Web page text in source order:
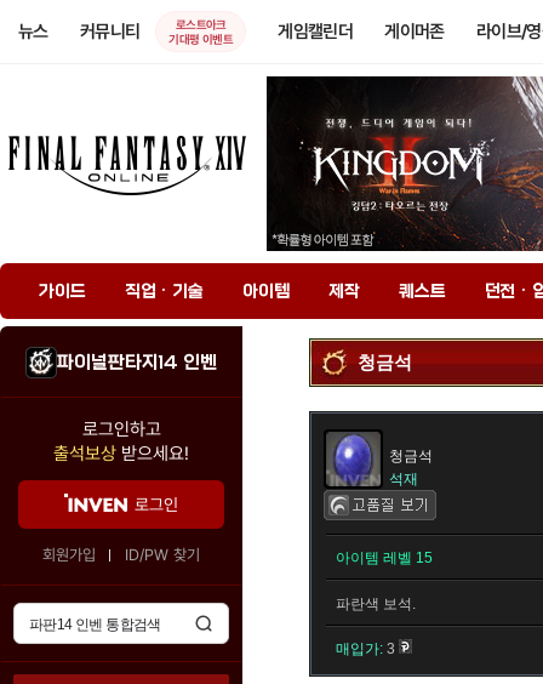
뉴스 커뮤니티
로스트아크
기대평 이벤트
게임캘린더 게이머존 라이브/
가이드 직업 · 기술 아이템 제작 퀘스트 던전 ·
파이널판타지14 인벤
로그인하고
출석보상 받으세요!
로그인
회원가입 ID/PW 찾기
청금석
청금석
석재
아이템 레벨 15
파란색 보석.
매입가: 3